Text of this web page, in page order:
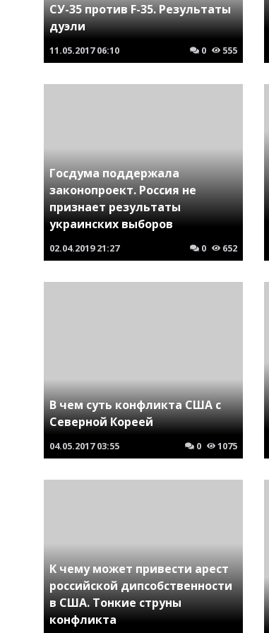
СУ-35 против F-35. Результаты
дуэли
11.05.2017 06:10 0 555
Госдума поддержала
законопроект. Россия не
признает результаты
украинских выборов
02.04.2019 21:27 0 652
В чем суть конфликта США с
Северной Кореей
04.05.2017 03:55 0 1075
К чему может привести арест
российской дипсобственности
в США. Тонкие струны
конфликта